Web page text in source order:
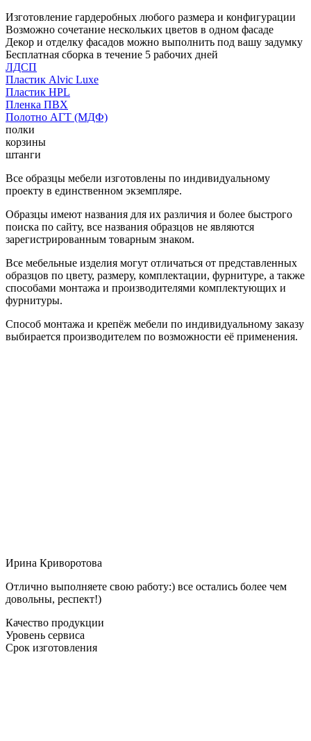
Изготовление гардеробных любого размера и конфигурации
Возможно сочетание нескольких цветов в одном фасаде
Декор и отделку фасадов можно выполнить под вашу задумку
Бесплатная сборка в течение 5 рабочих дней
ЛДСП
Пластик Alvic Luxe
Пластик HPL
Пленка ПВХ
Полотно АГТ (МДФ)
полки
корзины
штанги
Все образцы мебели изготовлены по индивидуальному
проекту в единственном экземпляре.
Образцы имеют названия для их различия и более быстрого
поиска по сайту, все названия образцов не являются
зарегистрированным товарным знаком.
Все мебельные изделия могут отличаться от представленных
образцов по цвету, размеру, комплектации, фурнитуре, а также
способами монтажа и производителями комплектующих и
фурнитуры.
Способ монтажа и крепёж мебели по индивидуальному заказу
выбирается производителем по возможности её применения.
Ирина Криворотова
Отлично выполняете свою работу:) все остались более чем
довольны, респект!)
Качество продукции
Уровень сервиса
Срок изготовления